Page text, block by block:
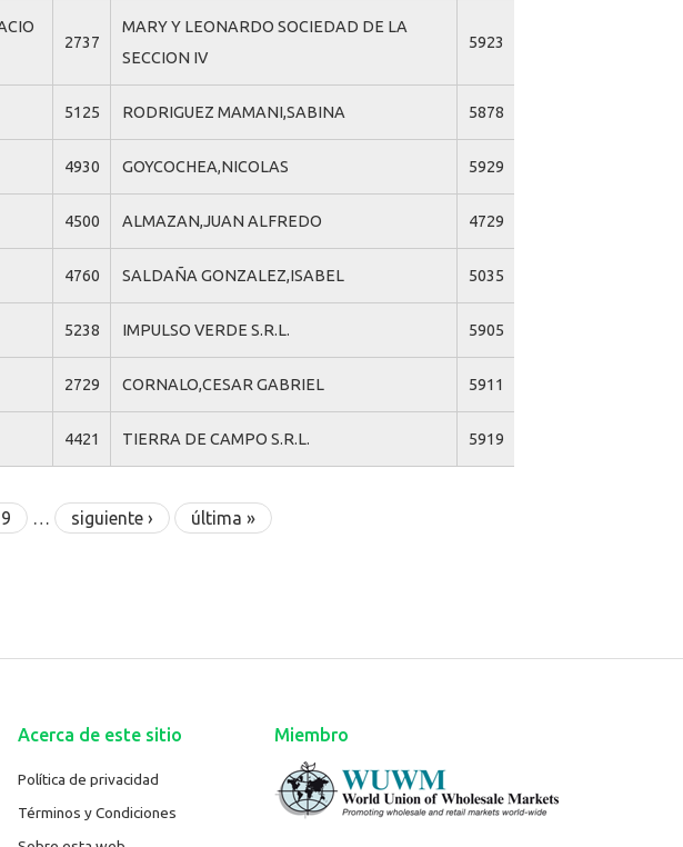
2737
MARY Y LEONARDO SOCIEDAD DE LA
SECCION IV
5923
5125 RODRIGUEZ MAMANI,SABINA 5878
4930 GOYCOCHEA,NICOLAS 5929
4500 ALMAZAN,JUAN ALFREDO 4729
4760 SALDAÑA GONZALEZ,ISABEL 5035
5238 IMPULSO VERDE S.R.L. 5905
2729 CORNALO,CESAR GABRIEL 5911
4421 TIERRA DE CAMPO S.R.L. 5919
9 … siguiente › última »
Acerca de este sitio
Política de privacidad
Términos y Condiciones
Miembro